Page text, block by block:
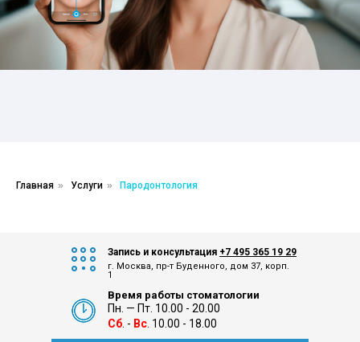
Главная » Услуги » Пародонтология
Запись и консультация +7 495 365 19 29
г. Москва, пр-т Буденного, дом 37, корп.
1
Время работы стоматологии
Пн. — Пт. 10.00 - 20.00
Сб . - Вс . 10.00 - 18.00